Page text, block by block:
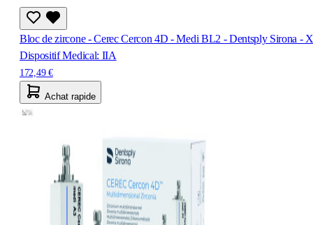
Bloc de zircone - Cerec Cercon 4D - Medi BL2 - Dentsply Sirona -
Dispositif Medical: IIA
172,49 €
Achat rapide